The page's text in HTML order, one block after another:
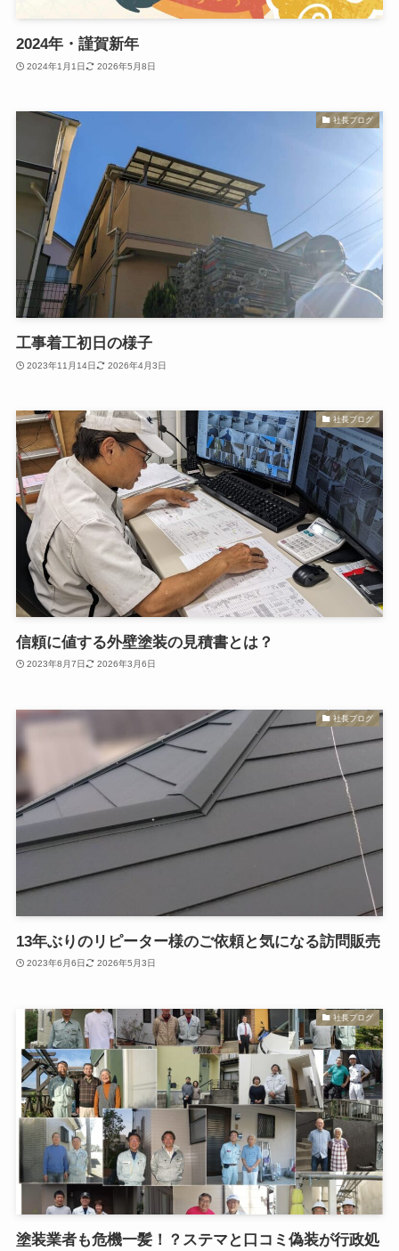
2024年・謹賀新年
2024年1月1日 2026年5月8日
社長ブログ
工事着工初日の様子
2023年11月14日 2026年4月3日
社長ブログ
信頼に値する外壁塗装の見積書とは？
2023年8月7日 2026年3月6日
社長ブログ
13年ぶりのリピーター様のご依頼と気になる訪問販売
2023年6月6日 2026年5月3日
社長ブログ
塗装業者も危機一髪！？ステマと口コミ偽装が行政処